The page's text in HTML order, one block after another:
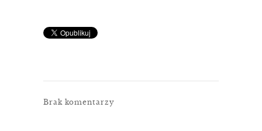
Brak komentarzy